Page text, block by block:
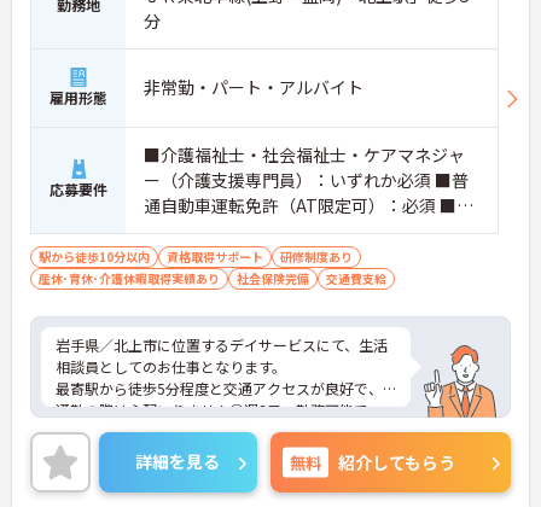
分
雇用形態 非常勤・パート・アルバイト
応募要件
■介護福祉士・社会福祉士・ケアマネジャ
ー（介護支援専門員）：いずれか必須 ■普
通自動車運転免許（AT限定可）：必須 ■介
護相談業務・介護経験1年以上または相談員
の相談員の業務経験が半年以上：必須
駅から徒歩10分以内 資格取得サポート
研修制度あり
産休･育休･介護休暇取得実績あり
社会保険完備 交通費支給
岩手県／北上市に位置するデイサービスにて、生活
相談員としてのお仕事となります。
最寄駅から徒歩5分程度と交通アクセスが良好で、
通勤の際は心配いりません◎週3日～勤務可能で、
日勤のみなのでご自身のご都合に合わせた働き方が
できます！
ご興味ある方は面接ポイントをお伝えしますので、
お気軽にお問い合わせください♪
詳細を見る 無料 紹介してもらう